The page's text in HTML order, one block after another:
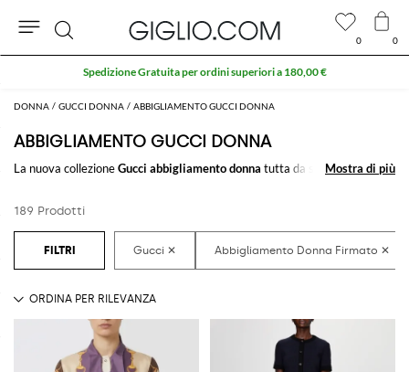
DONNA GUCCI DONNA ABBIGLIAMENTO GUCCI DONNA
ABBIGLIAMENTO GUCCI DONNA
La nuova collezioneGucci abbigliamento donna tutta da scoprire su
più classici, troverai sempre quello che cerchi.
Scopri le ultime collezioni diabbigliamento Gucci donnasu GIGLIO.COM
Mostra di più
Mostra di più
189 Prodotti
0 0
Cerca
Extra 10% sui SALDI